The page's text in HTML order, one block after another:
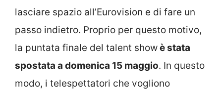
lasciare spazio all’Eurovision e di fare un
passo indietro. Proprio per questo motivo,
la puntata finale del talent showè stata
spostata a domenica 15 maggio. In questo
modo, i telespettatori che vogliono